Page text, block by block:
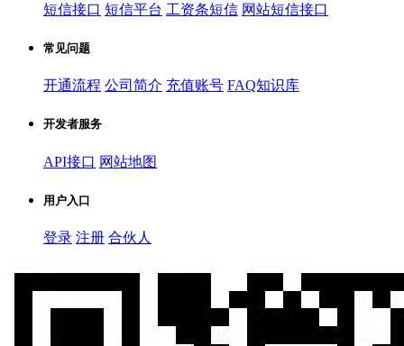
短信接口 短信平台 工资条短信 网站短信接口
常见问题
开通流程 公司简介 充值账号 FAQ知识库
开发者服务
API接口 网站地图
用户入口
登录 注册 合伙人